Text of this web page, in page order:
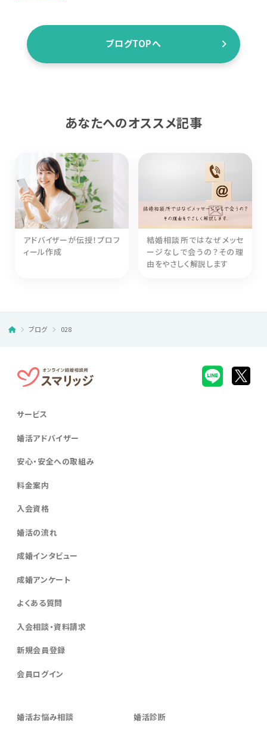
ブログTOPへ
あなたへのオススメ記事
アドバイザーが伝授！プロフ
ィール作成
結婚相談所ではなぜメッセ
ージなしで会うの？その理
由をやさしく解説します
ブログ 028
サービス
婚活アドバイザー
安心・安全への取組み
料金案内
入会資格
婚活の流れ
成婚インタビュー
成婚アンケート
よくある質問
入会相談・資料請求
新規会員登録
会員ログイン
婚活お悩み相談 婚活診断